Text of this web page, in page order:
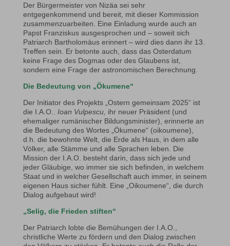
Der Bürgermeister von Nizäa sei sehr
entgegenkommend und bereit, mit dieser Kommission
zusammenzuarbeiten. Eine Einladung wurde auch an
Papst Franziskus ausgesprochen und – soweit sich
Patriarch Bartholomäus erinnert – wird dies dann ihr 13.
Treffen sein. Er betonte auch, dass das Osterdatum
keine Frage des Dogmas oder des Glaubens ist,
sondern eine Frage der astronomischen Berechnung.
Die Bedeutung von „Ökumene“
Der Initiator des Projekts „Ostern gemeinsam 2025“ ist
die I.A.O.. Ioan Vulpescu, ihr neuer Präsident (und
ehemaliger rumänischer Bildungsminister), erinnerte an
die Bedeutung des Wortes „Ökumene“ (oikoumene),
d.h. die bewohnte Welt, die Erde als Haus, in dem alle
Völker, alle Stämme und alle Sprachen leben. Die
Mission der I.A.O. besteht darin, dass sich jede und
jeder Gläubige, wo immer sie sich befinden, in welchem
Staat und in welcher Gesellschaft auch immer, in seinem
eigenen Haus sicher fühlt. Eine „Oikoumene“, die durch
Dialog aufgebaut wird!
„Selig, die Frieden stiften“
Der Patriarch lobte die Bemühungen der I.A.O.,
christliche Werte zu fördern und den Dialog zwischen